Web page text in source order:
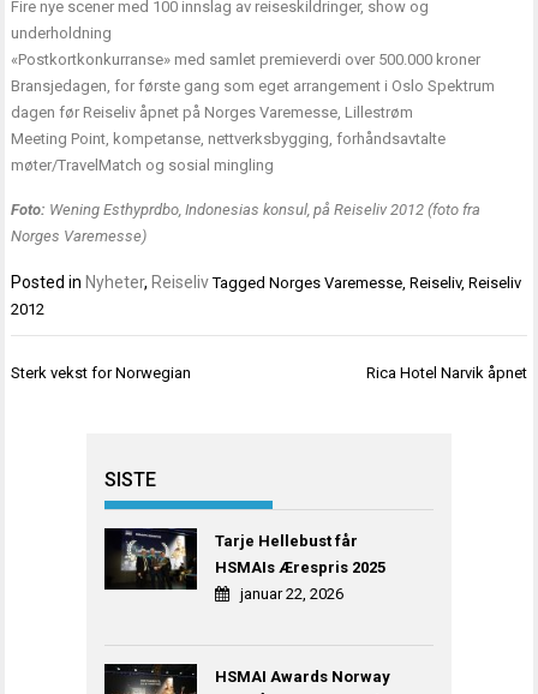
Fire nye scener med 100 innslag av reiseskildringer, show og
underholdning
«Postkortkonkurranse» med samlet premieverdi over 500.000 kroner
Bransjedagen, for første gang som eget arrangement i Oslo Spektrum
dagen før Reiseliv åpnet på Norges Varemesse, Lillestrøm
Meeting Point, kompetanse, nettverksbygging, forhåndsavtalte
møter/TravelMatch og sosial mingling
Foto: Wening Esthyprdbo, Indonesias konsul, på Reiseliv 2012 (foto fra
Norges Varemesse)
Posted in Nyheter, Reiseliv TaggedNorges Varemesse,Reiseliv,Reiseliv
2012
Innleggsnavigasjon
Sterk vekst for Norwegian Rica Hotel Narvik åpnet
SISTE
Tarje Hellebust får
HSMAIs Ærespris 2025
januar 22, 2026
HSMAI Awards Norway